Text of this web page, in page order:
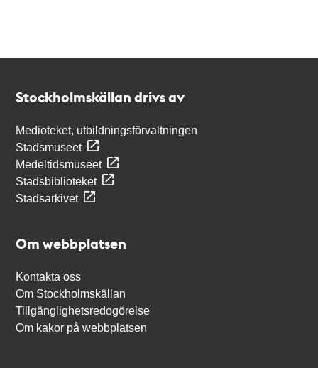
Stockholmskällan drivs av
Medioteket, utbildningsförvaltningen
Stadsmuseet
Medeltidsmuseet
Stadsbiblioteket
Stadsarkivet
Om webbplatsen
Kontakta oss
Om Stockholmskällan
Tillgänglighetsredogörelse
Om kakor på webbplatsen